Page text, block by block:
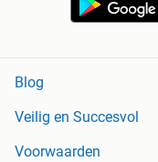
Blog
Veilig en Succesvol
Voorwaarden